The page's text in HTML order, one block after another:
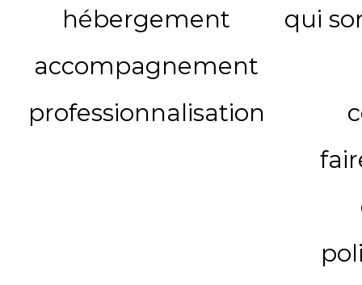
hébergement
accompagnement
professionnalisation
qui